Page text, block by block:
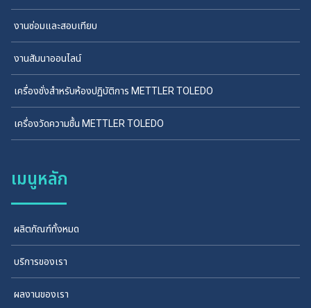
งานซ่อมและสอบเทียบ
งานสัมนาออนไลน์
เครื่องชั่งสำหรับห้องปฏิบัติการ METTLER TOLEDO
เครื่องวัดความชื้น METTLER TOLEDO
เมนูหลัก
ผลิตภัณฑ์ทั้งหมด
บริการของเรา
ผลงานของเรา